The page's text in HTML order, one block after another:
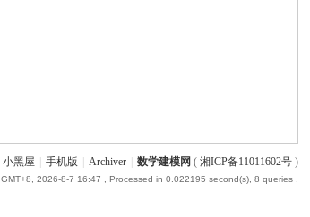
小黑屋 手机版 Archiver 数学建模网 ( 湘ICP备11011602号)
GMT+8, 2026-8-7 16:47 , Processed in 0.022195 second(s), 8 queries .